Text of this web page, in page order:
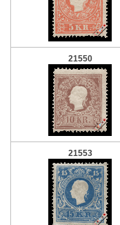
21550
21553